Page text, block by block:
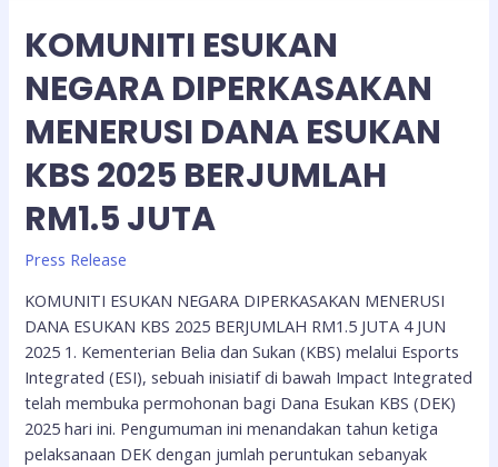
KOMUNITI ESUKAN
NEGARA DIPERKASAKAN
MENERUSI DANA ESUKAN
KBS 2025 BERJUMLAH
RM1.5 JUTA
Press Release
KOMUNITI ESUKAN NEGARA DIPERKASAKAN MENERUSI
DANA ESUKAN KBS 2025 BERJUMLAH RM1.5 JUTA 4 JUN
2025 1. Kementerian Belia dan Sukan (KBS) melalui Esports
Integrated (ESI), sebuah inisiatif di bawah Impact Integrated
telah membuka permohonan bagi Dana Esukan KBS (DEK)
2025 hari ini. Pengumuman ini menandakan tahun ketiga
pelaksanaan DEK dengan jumlah peruntukan sebanyak